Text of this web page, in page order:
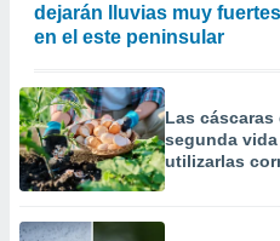
dejarán lluvias muy
en el este peninsular
Las
segunda
utilizarlas